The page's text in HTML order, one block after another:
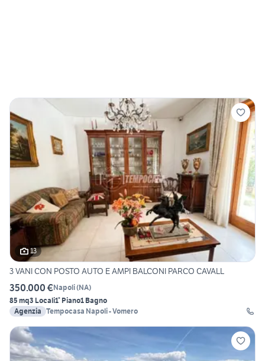
13
3 VANI CON POSTO AUTO E AMPI BALCONI PARCO CAVALL
350.000 €Napoli(NA)
85 mq3 Locali1° Piano1 Bagno
Agenzia Tempocasa Napoli - Vomero